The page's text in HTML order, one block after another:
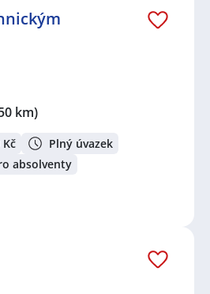
km)
Kč
Plný úvazek
absolventy